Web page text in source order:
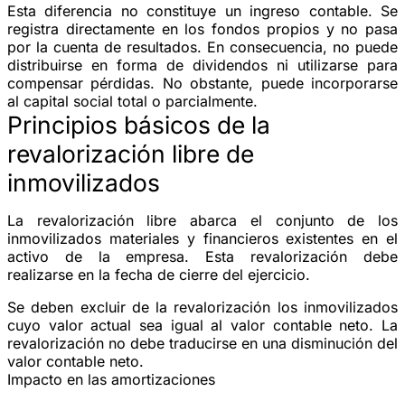
Esta diferencia no constituye un ingreso contable. Se
registra directamente en los fondos propios y no pasa
por la cuenta de resultados. En consecuencia, no puede
distribuirse en forma de dividendos ni utilizarse para
compensar pérdidas. No obstante, puede incorporarse
al capital social total o parcialmente.
Principios básicos de la
revalorización libre de
inmovilizados
La revalorización libre abarca el conjunto de los
inmovilizados materiales y financieros existentes en el
activo de la empresa. Esta revalorización debe
realizarse en la fecha de cierre del ejercicio.
Se deben excluir de la revalorización los inmovilizados
cuyo valor actual sea igual al valor contable neto. La
revalorización no debe traducirse en una disminución del
valor contable neto.
Impacto en las amortizaciones